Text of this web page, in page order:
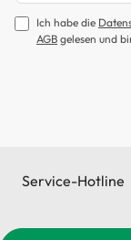
Ich habe die
AGB gelesen und
Service-Hotline